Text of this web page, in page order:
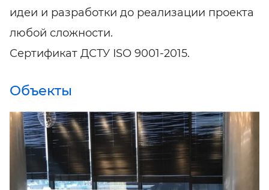
идеи и разработки до реализации проекта
любой сложности.
Сертификат ДСТУ ISO 9001-2015.
Объекты